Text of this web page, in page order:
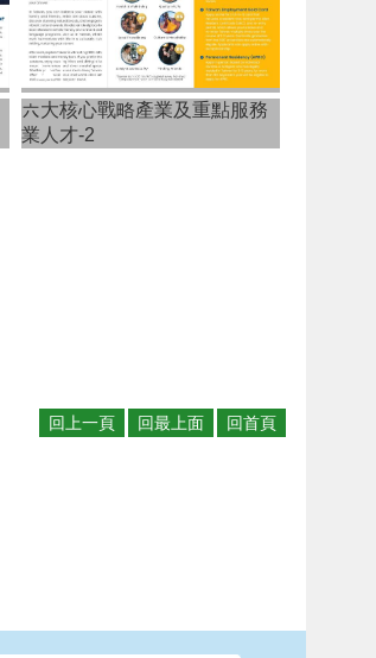
六大核心戰略產業及重點服務
業人才-2
回上一頁 回最上面 回首頁